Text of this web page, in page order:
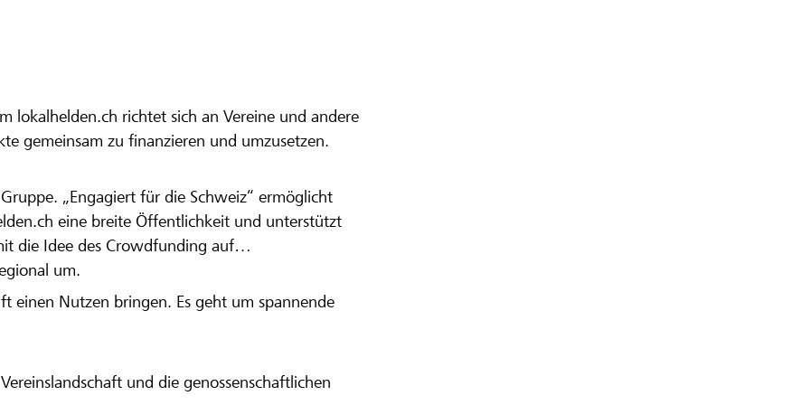
lokalhelden.ch richtet sich an Vereine und andere
gemeinsam zu finanzieren und umzusetzen.
„Engagiert für die Schweiz“ ermöglicht
eine breite Öffentlichkeit und unterstützt
die Idee des Crowdfunding auf
um.
einen Nutzen bringen. Es geht um spannende
und die genossenschaftlichen